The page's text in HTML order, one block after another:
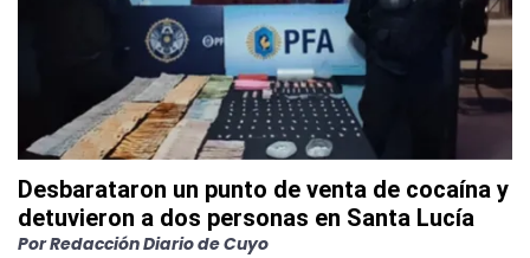
Desbarataron un punto de venta de cocaína y
detuvieron a dos personas en Santa Lucía
PorRedacción Diario de Cuyo